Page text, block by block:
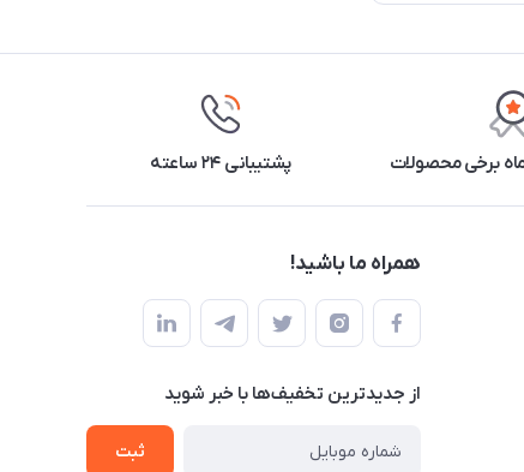
پشتیبانی ۲۴ ساعته
همراه ما باشید!
از جدید‌ترین تخفیف‌ها با‌ خبر شوید
ثبت